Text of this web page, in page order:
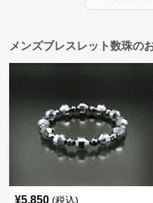
メンズブレスレット数珠の
¥5,850 (税込)